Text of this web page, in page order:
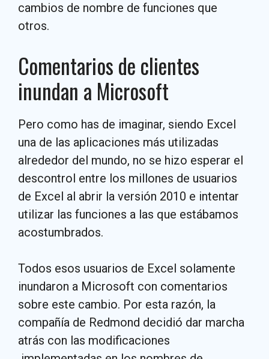
cambios de nombre de funciones que
otros.
Comentarios de clientes
inundan a Microsoft
Pero como has de imaginar, siendo Excel
una de las aplicaciones más utilizadas
alrededor del mundo, no se hizo esperar el
descontrol entre los millones de usuarios
de Excel al abrir la versión 2010 e intentar
utilizar las funciones a las que estábamos
acostumbrados.
Todos esos usuarios de Excel solamente
inundaron a Microsoft con comentarios
sobre este cambio. Por esta razón, la
compañía de Redmond decidió dar marcha
atrás con las modificaciones